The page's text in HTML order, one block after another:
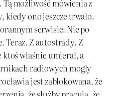
Tą możliwość mówienia z
kiedy ono jeszcze trwało.
serwisie. Nie po
Z autostrady. Z
właśnie umierał, a
radiowych mogły
jest zablokowana, że